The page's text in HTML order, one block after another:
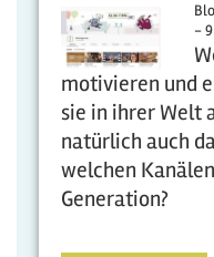
-
motivieren und
sie in ihrer Welt
natürlich auch
welchen
Generation?